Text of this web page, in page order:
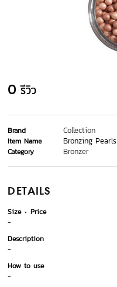
0 รีวิว
Brand Collection
Item Name Bronzing Pearls
Category Bronzer
DETAILS
Size
Price
-
Description
-
How to use
-